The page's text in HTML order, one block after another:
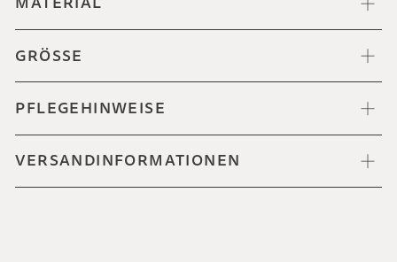
GRÖSSE
PFLEGEHINWEISE
VERSANDINFORMATIONEN